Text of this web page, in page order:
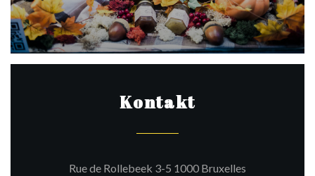
Kontakt
Rue de Rollebeek 3-5 1000 Bruxelles